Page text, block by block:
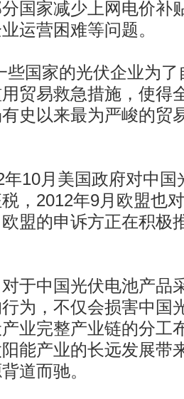
国家减少上网电价补
运营困难等问题。
国家的光伏企业为了
贸易救急措施，使得
史以来最为严峻的贸
月美国政府对中国
，2012年9月欧盟也
盟的申诉方正在积极
中国光伏电池产品
为，不仅会损害中国
业完整产业链的分工
能产业的长远发展带
道而驰。